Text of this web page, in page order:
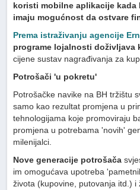
koristi mobilne aplikacije
imaju mogućnost da ostvare
Prema istraživanju agencije
programe lojalnosti doživljava
cijene sustav nagrađivanja za
Potrošači 'u pokretu'
Potrošačke navike na BH tržištu
samo kao rezultat promjena u
tehnologijama koje promoviraju
promjena u potrebama 'novih'
milenijalci.
Nove generacije potrošača
im omogućava upotreba
života (kupovine, putovanja itd.) i